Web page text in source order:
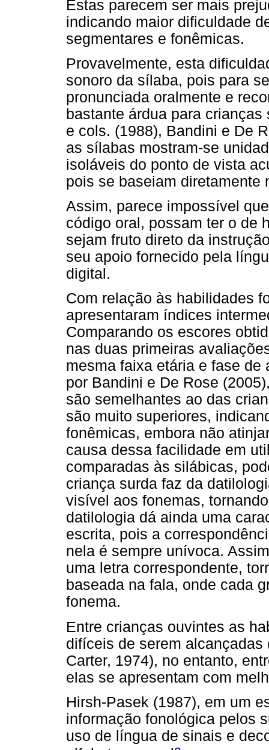
Estas parecem ser mais
indicando maior dificuldade
segmentares e fonêmicas.
Provavelmente, esta
sonoro da sílaba, pois para
pronunciada oralmente e
bastante árdua para
e cols. (1988), Bandini e De
as sílabas mostram-se
isoláveis do ponto de vista
pois se baseiam diretamente
Assim, parece impossível
código oral, possam ter o de
sejam fruto direto da
seu apoio fornecido pela
digital.
Com relação às habilidades
apresentaram índices
Comparando os escores
nas duas primeiras
mesma faixa etária e fase
por Bandini e De Rose
são semelhantes ao das
são muito superiores,
fonêmicas, embora não
causa dessa facilidade em
comparadas às silábicas,
criança surda faz da
visível aos fonemas,
datilologia dá ainda uma
escrita, pois a
nela é sempre unívoca.
uma letra correspondente,
baseada na fala, onde cada
fonema.
Entre crianças ouvintes as
difíceis de serem
Carter, 1974), no entanto,
elas se apresentam com
Hirsh-Pasek (1987), em um
informação fonológica pelos
uso de língua de sinais e